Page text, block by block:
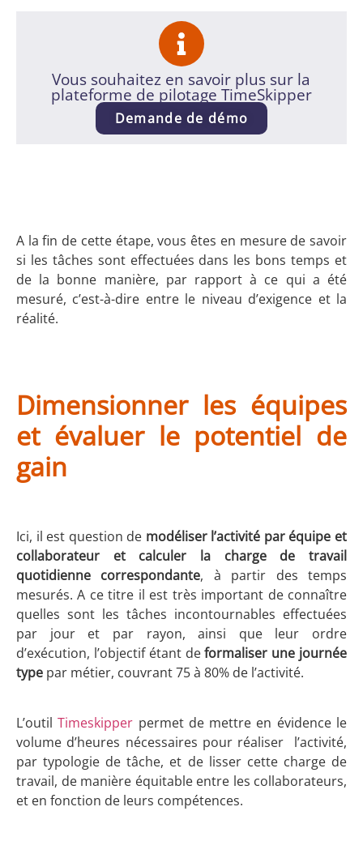
Vous souhaitez en savoir plus sur la
plateforme de pilotage TimeSkipper
Demande de démo
A la fin de cette étape, vous êtes en mesure de savoir
si les tâches sont effectuées dans les bons temps et
de la bonne manière, par rapport à ce qui a été
mesuré, c’est-à-dire entre le niveau d’exigence et la
réalité.
Dimensionner les équipes
et évaluer le potentiel de
gain
Ici, il est question de modéliser l’activité par équipe et
collaborateur et calculer la charge de travail
quotidienne correspondante, à partir des temps
mesurés. A ce titre il est très important de connaître
quelles sont les tâches incontournables effectuées
par jour et par rayon, ainsi que leur ordre
d’exécution, l’objectif étant deformaliser une journée
type par métier, couvrant 75 à 80% de l’activité.
L’outilTimeskipper permet de mettre en évidence le
volume d’heures nécessaires pour réaliser l’activité,
par typologie de tâche, et de lisser cette charge de
travail, de manière équitable entre les collaborateurs,
et en fonction de leurs compétences.